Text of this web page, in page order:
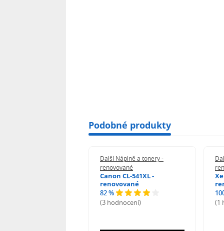
Podobné produkty
Další Náplně a tonery -
renovované
Canon CL-541XL -
renovované
82 %
(3 hodnocení)
(1